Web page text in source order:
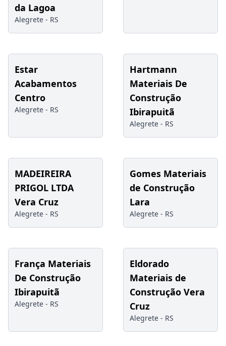
da Lagoa
Alegrete - RS
Estar
Acabamentos
Centro
Alegrete - RS
Hartmann
Materiais De
Construção
Ibirapuitã
Alegrete - RS
MADEIREIRA
PRIGOL LTDA
Vera Cruz
Alegrete - RS
Gomes Materiais
de Construção
Lara
Alegrete - RS
França Materiais
De Construção
Ibirapuitã
Alegrete - RS
Eldorado
Materiais de
Construção Vera
Cruz
Alegrete - RS